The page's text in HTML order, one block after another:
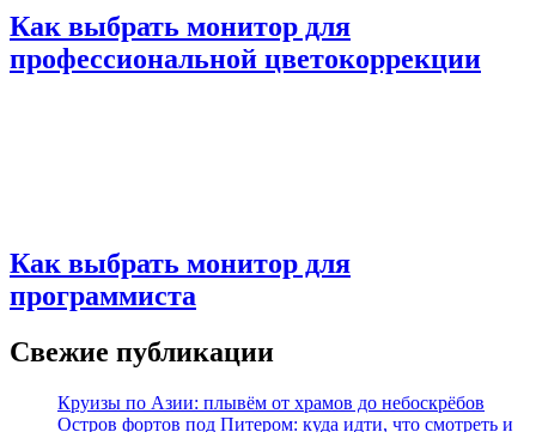
Как выбрать монитор для
профессиональной цветокоррекции
Как выбрать монитор для
программиста
Свежие публикации
Круизы по Азии: плывём от храмов до небоскрёбов
Остров фортов под Питером: куда идти, что смотреть и